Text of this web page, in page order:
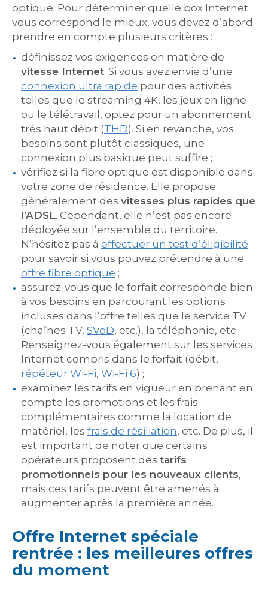
optique. Pour déterminer quelle box Internet
vous correspond le mieux, vous devez d’abord
prendre en compte plusieurs critères :
définissez vos exigences en matière de
vitesse Internet. Si vous avez envie d’une
connexion ultra rapide pour des activités
telles que le streaming 4K, les jeux en ligne
ou le télétravail, optez pour un abonnement
très haut débit (THD). Si en revanche, vos
besoins sont plutôt classiques, une
connexion plus basique peut suffire ;
vérifiez si la fibre optique est disponible dans
votre zone de résidence. Elle propose
généralement des vitesses plus rapides que
l’ADSL. Cependant, elle n’est pas encore
déployée sur l’ensemble du territoire.
N’hésitez pas à effectuer un test d’éligibilité
pour savoir si vous pouvez prétendre à une
offre fibre optique ;
assurez-vous que le forfait corresponde bien
à vos besoins en parcourant les options
incluses dans l’offre telles que le service TV
(chaînes TV, SVoD, etc.), la téléphonie, etc.
Renseignez-vous également sur les services
Internet compris dans le forfait (débit,
répéteur Wi-Fi, Wi-Fi 6) ;
examinez les tarifs en vigueur en prenant en
compte les promotions et les frais
complémentaires comme la location de
matériel, les frais de résiliation, etc. De plus, il
est important de noter que certains
opérateurs proposent des tarifs
promotionnels pour les nouveaux clients,
mais ces tarifs peuvent être amenés à
augmenter après la première année.
Offre Internet spéciale
rentrée : les meilleures offres
du moment